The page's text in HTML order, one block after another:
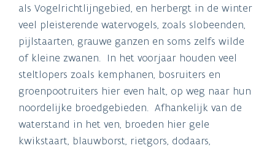
als Vogelrichtlijngebied, en herbergt in de winter
veel pleisterende watervogels, zoals slobeenden,
pijlstaarten, grauwe ganzen en soms zelfs wilde
of kleine zwanen. In het voorjaar houden veel
steltlopers zoals kemphanen, bosruiters en
groenpootruiters hier even halt, op weg naar hun
noordelijke broedgebieden. Afhankelijk van de
waterstand in het ven, broeden hier gele
kwikstaart, blauwborst, rietgors, dodaars,